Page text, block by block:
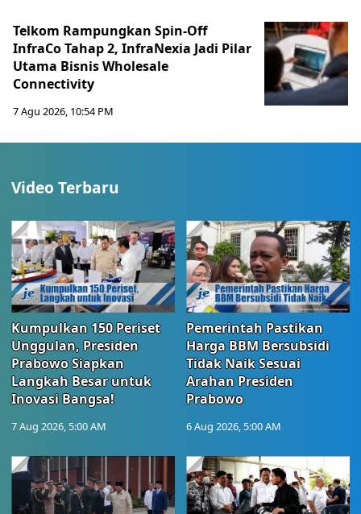
Telkom Rampungkan Spin-Off
InfraCo Tahap 2, InfraNexia Jadi Pilar
Utama Bisnis Wholesale
Connectivity
7 Agu 2026, 10:54 PM
Video Terbaru
Kumpulkan 150 Periset
Unggulan, Presiden
Prabowo Siapkan
Langkah Besar untuk
Inovasi Bangsa!
7 Aug 2026, 5:00 AM
Pemerintah Pastikan
Harga BBM Bersubsidi
Tidak Naik Sesuai
Arahan Presiden
Prabowo
6 Aug 2026, 5:00 AM